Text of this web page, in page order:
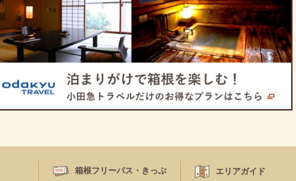
箱根フリーパス・きっぷ
エリアガイド